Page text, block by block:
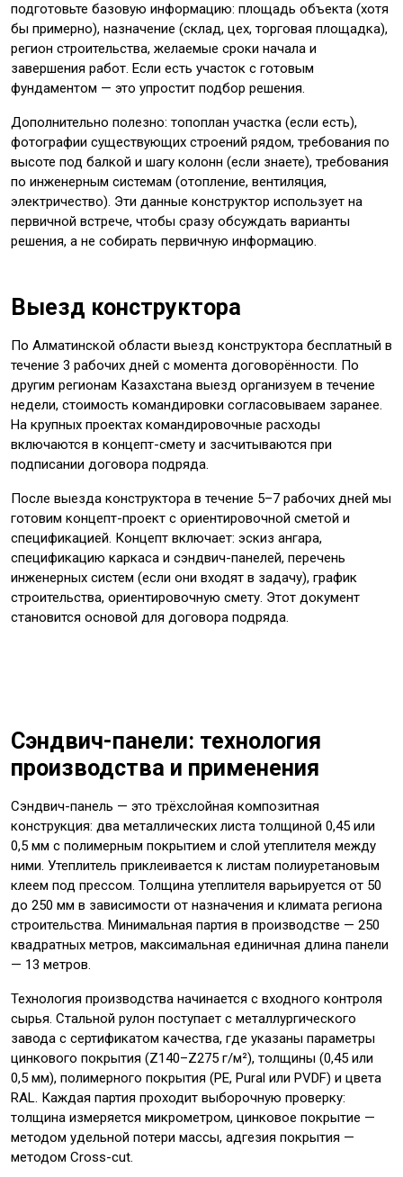
подготовьте базовую информацию: площадь объекта (хотя
бы примерно), назначение (склад, цех, торговая площадка),
регион строительства, желаемые сроки начала и
завершения работ. Если есть участок с готовым
фундаментом — это упростит подбор решения.
Дополнительно полезно: топоплан участка (если есть),
фотографии существующих строений рядом, требования по
высоте под балкой и шагу колонн (если знаете), требования
по инженерным системам (отопление, вентиляция,
электричество). Эти данные конструктор использует на
первичной встрече, чтобы сразу обсуждать варианты
решения, а не собирать первичную информацию.
Выезд конструктора
По Алматинской области выезд конструктора бесплатный в
течение 3 рабочих дней с момента договорённости. По
другим регионам Казахстана выезд организуем в течение
недели, стоимость командировки согласовываем заранее.
На крупных проектах командировочные расходы
включаются в концепт-смету и засчитываются при
подписании договора подряда.
После выезда конструктора в течение 5–7 рабочих дней мы
готовим концепт-проект с ориентировочной сметой и
спецификацией. Концепт включает: эскиз ангара,
спецификацию каркаса и сэндвич-панелей, перечень
инженерных систем (если они входят в задачу), график
строительства, ориентировочную смету. Этот документ
становится основой для договора подряда.
Сэндвич-панели: технология
производства и применения
Сэндвич-панель — это трёхслойная композитная
конструкция: два металлических листа толщиной 0,45 или
0,5 мм с полимерным покрытием и слой утеплителя между
ними. Утеплитель приклеивается к листам полиуретановым
клеем под прессом. Толщина утеплителя варьируется от 50
до 250 мм в зависимости от назначения и климата региона
строительства. Минимальная партия в производстве — 250
квадратных метров, максимальная единичная длина панели
— 13 метров.
Технология производства начинается с входного контроля
сырья. Стальной рулон поступает с металлургического
завода с сертификатом качества, где указаны параметры
цинкового покрытия (Z140–Z275 г/м²), толщины (0,45 или
0,5 мм), полимерного покрытия (PE, Pural или PVDF) и цвета
RAL. Каждая партия проходит выборочную проверку:
толщина измеряется микрометром, цинковое покрытие —
методом удельной потери массы, адгезия покрытия —
методом Cross-cut.